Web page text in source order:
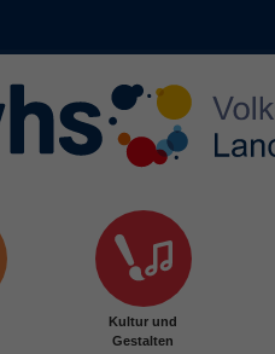
Kultur und
Gestalten